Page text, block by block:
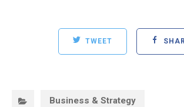
TWEET
Business & Strategy